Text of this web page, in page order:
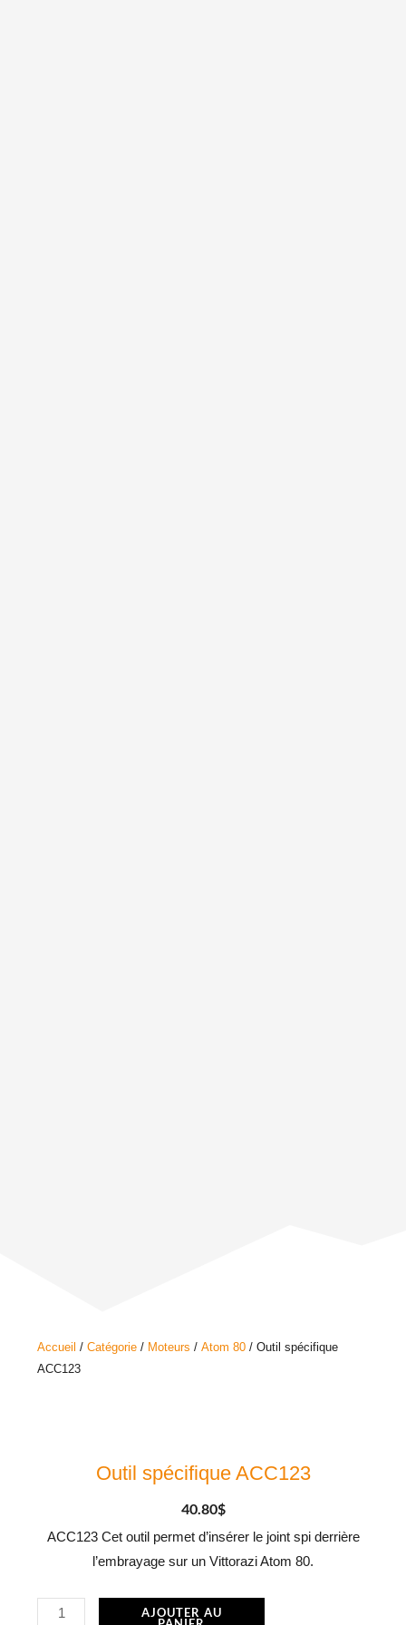
Accueil /Catégorie / Moteurs /Atom 80 / Outil spécifique
ACC123
Outil spécifique ACC123
40.80$
ACC123 Cet outil permet d’insérer le joint spi derrière
l’embrayage sur un Vittorazi Atom 80.
quantité AJOUTER AU